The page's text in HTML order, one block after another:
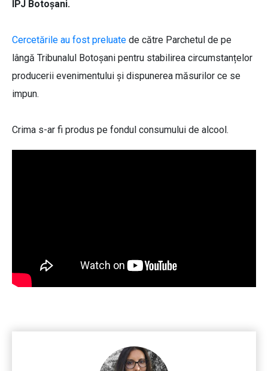
IPJ Botoșani.
Cercetările au fost preluate de către Parchetul de pe
lângă Tribunalul Botoșani pentru stabilirea circumstanțelor
producerii evenimentului și dispunerea măsurilor ce se
impun.
Crima s-ar fi produs pe fondul consumului de alcool.